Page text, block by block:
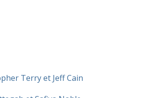
Terry et Jeff Cain